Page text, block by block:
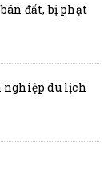
đất, bị phạt
nghiệp du lịch